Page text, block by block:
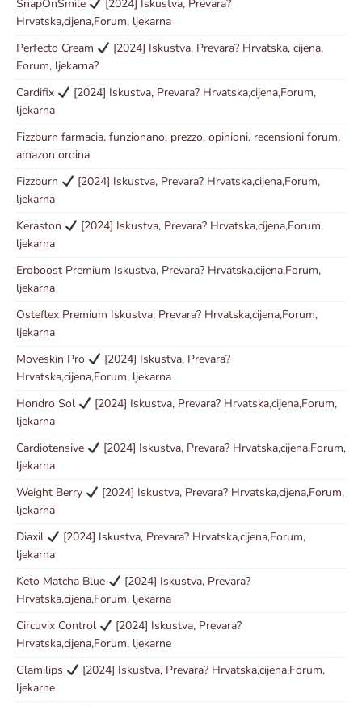
SnapOnSmile
[2024] Iskustva, Prevara?
Hrvatska,cijena,Forum, ljekarna
Perfecto Cream
[2024] Iskustva, Prevara? Hrvatska, cijena,
Forum, ljekarna?
Cardifix
[2024] Iskustva, Prevara? Hrvatska,cijena,Forum,
ljekarna
Fizzburn farmacia, funzionano, prezzo, opinioni, recensioni forum,
amazon ordina
Fizzburn
[2024] Iskustva, Prevara? Hrvatska,cijena,Forum,
ljekarna
Keraston
[2024] Iskustva, Prevara? Hrvatska,cijena,Forum,
ljekarna
Eroboost Premium Iskustva, Prevara? Hrvatska,cijena,Forum,
ljekarna
Osteflex Premium Iskustva, Prevara? Hrvatska,cijena,Forum,
ljekarna
Moveskin Pro
[2024] Iskustva, Prevara?
Hrvatska,cijena,Forum, ljekarna
Hondro Sol
[2024] Iskustva, Prevara? Hrvatska,cijena,Forum,
ljekarna
Cardiotensive
[2024] Iskustva, Prevara? Hrvatska,cijena,Forum,
ljekarna
Weight Berry
[2024] Iskustva, Prevara? Hrvatska,cijena,Forum,
ljekarna
Diaxil
[2024] Iskustva, Prevara? Hrvatska,cijena,Forum,
ljekarna
Keto Matcha Blue
[2024] Iskustva, Prevara?
Hrvatska,cijena,Forum, ljekarna
Circuvix Control
[2024] Iskustva, Prevara?
Hrvatska,cijena,Forum, ljekarne
Glamilips
[2024] Iskustva, Prevara? Hrvatska,cijena,Forum,
ljekarne